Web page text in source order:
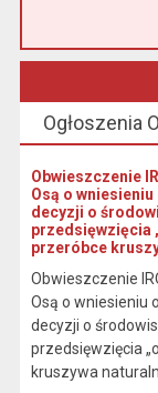
Ogłoszenia
Obwieszczenie
Osą o
decyzji o
przedsięwzięcia
przeróbce
Obwieszczenie
Osą o wniesieniu
decyzji o
przedsięwzięcia
kruszywa